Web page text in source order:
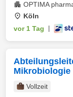
OPTIMA
Köln
vor 1 Tag
Mikrobiologie
Vollzeit